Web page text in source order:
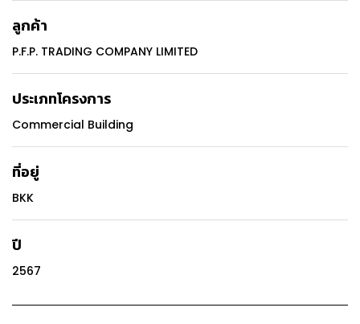
ลูกค้า
P.F.P. TRADING COMPANY LIMITED
ประเภทโครงการ
Commercial Building
ที่อยู่
BKK
ปี
2567